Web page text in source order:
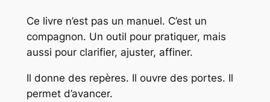
Ce livre n’est pas un manuel. C’est un
compagnon. Un outil pour pratiquer, mais
aussi pour clarifier, ajuster, affiner.
Il donne des repères. Il ouvre des portes. Il
permet d’avancer.